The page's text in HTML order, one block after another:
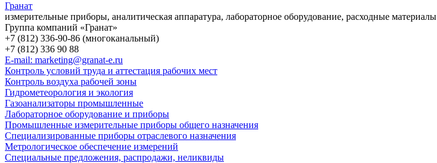
Гранат
измерительные приборы, аналитическая аппаратура, лабораторное оборудование, расходные материалы
Группа компаний «Гранат»
+7 (812) 336-90-86 (многоканальный)
+7 (812) 336 90 88
E-mail: marketing@granat-e.ru
Контроль условий труда и аттестация рабочих мест
Контроль воздуха рабочей зоны
Гидрометеорология и экология
Газоанализаторы промышленные
Лабораторное оборудование и приборы
Промышленные измерительные приборы общего назначения
Специализированные приборы отраслевого назначения
Метрологическое обеспечение измерений
Специальные предложения, распродажи, неликвиды